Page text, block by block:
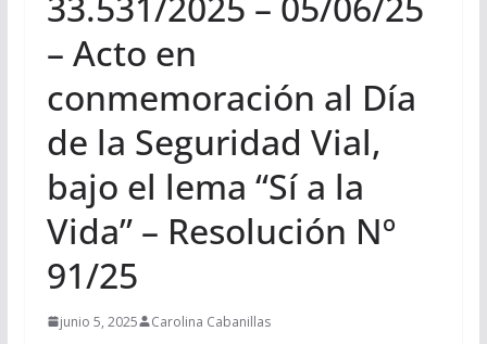
– Acto en
conmemoración al Día
de la Seguridad Vial,
bajo el lema “Sí a la
Vida” – Resolución Nº
91/25
junio 5, 2025 Carolina Cabanillas